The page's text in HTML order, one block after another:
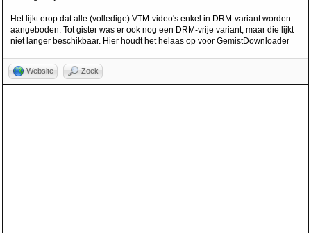
Het lijkt erop dat alle (volledige) VTM-video's enkel in DRM-variant worden
aangeboden. Tot gister was er ook nog een DRM-vrije variant, maar die lijkt
niet langer beschikbaar. Hier houdt het helaas op voor GemistDownloader
Website Zoek